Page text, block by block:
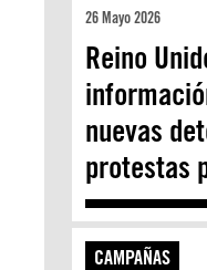
26 Mayo 2026
Reino
nuevas
protestas
CAMPAÑAS